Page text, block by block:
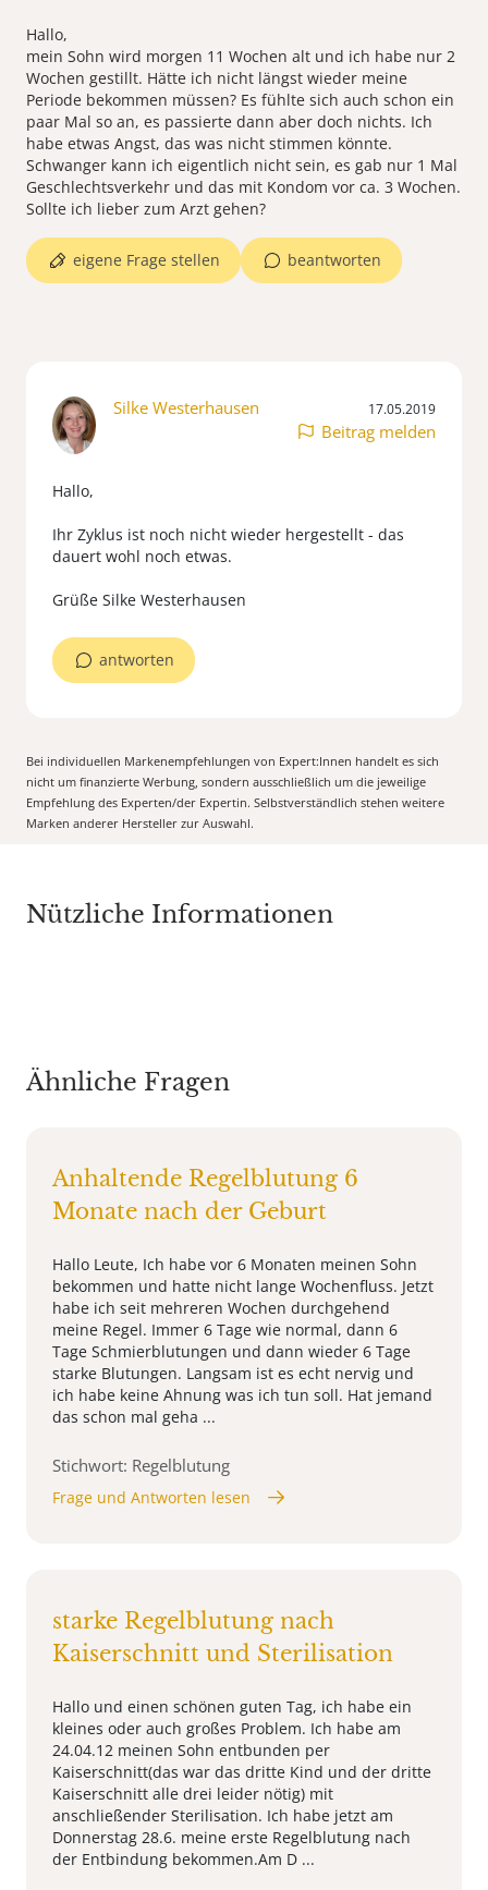
Hallo,
mein Sohn wird morgen 11 Wochen alt und ich habe nur 2
Wochen gestillt. Hätte ich nicht längst wieder meine
Periode bekommen müssen? Es fühlte sich auch schon ein
paar Mal so an, es passierte dann aber doch nichts. Ich
habe etwas Angst, das was nicht stimmen könnte.
Schwanger kann ich eigentlich nicht sein, es gab nur 1 Mal
Geschlechtsverkehr und das mit Kondom vor ca. 3 Wochen.
Sollte ich lieber zum Arzt gehen?
beantworten
eigene Frage stellen
Silke Westerhausen 17.05.2019
Beitrag melden
Hallo,
Ihr Zyklus ist noch nicht wieder hergestellt - das
dauert wohl noch etwas.
Grüße Silke Westerhausen
antworten
Bei individuellen Markenempfehlungen von Expert:Innen handelt es sich
nicht um finanzierte Werbung, sondern ausschließlich um die jeweilige
Empfehlung des Experten/der Expertin. Selbstverständlich stehen weitere
Marken anderer Hersteller zur Auswahl.
Nützliche Informationen
Ähnliche Fragen
Anhaltende Regelblutung 6
Monate nach der Geburt
Hallo Leute, Ich habe vor 6 Monaten meinen Sohn
bekommen und hatte nicht lange Wochenfluss. Jetzt
habe ich seit mehreren Wochen durchgehend
meine Regel. Immer 6 Tage wie normal, dann 6
Tage Schmierblutungen und dann wieder 6 Tage
starke Blutungen. Langsam ist es echt nervig und
ich habe keine Ahnung was ich tun soll. Hat jemand
das schon mal geha ...
Stichwort: Regelblutung
Frage und Antworten lesen
starke Regelblutung nach
Kaiserschnitt und Sterilisation
Hallo und einen schönen guten Tag, ich habe ein
kleines oder auch großes Problem. Ich habe am
24.04.12 meinen Sohn entbunden per
Kaiserschnitt(das war das dritte Kind und der dritte
Kaiserschnitt alle drei leider nötig) mit
anschließender Sterilisation. Ich habe jetzt am
Donnerstag 28.6. meine erste Regelblutung nach
der Entbindung bekommen.Am D ...